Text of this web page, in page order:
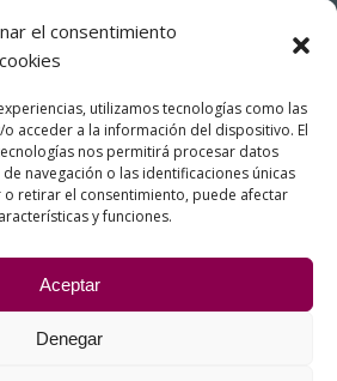
el consentimiento
utilizamos tecnologías como las
acceder a la información del dispositivo. El
nos permitirá procesar datos
navegación o las identificaciones únicas
o retirar el consentimiento, puede afectar
y funciones.
Aceptar
Denegar
(FEDER)
Inyectada de Aluminio para la Industria